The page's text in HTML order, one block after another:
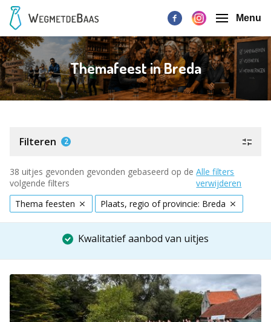
Menu
Themafeest in Breda
Filteren 2
38 uitjes gevonden gevonden gebaseerd op de
volgende filters
Alle filters
verwijderen
Thema feesten
Plaats, regio of provincie: Breda
Kwalitatief aanbod van uitjes